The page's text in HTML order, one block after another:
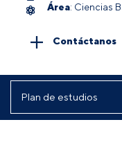
Área: Ciencias
Contáctanos